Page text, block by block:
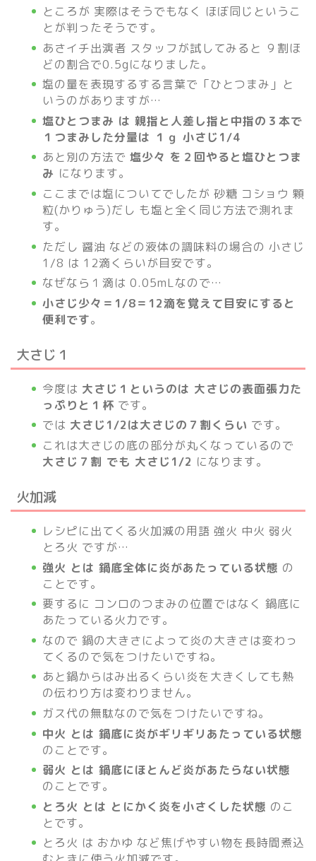
ところが 実際はそうでもなく ほぼ同じというこ
とが判ったそうです。
あさイチ出演者 スタッフが試してみると ９割ほ
どの割合で0.5gになりました。
塩の量を表現するする言葉で「ひとつまみ」と
いうのがありますが…
塩ひとつまみ は 親指と人差し指と中指の３本で
１つまみした分量は １ｇ 小さじ1/4
あと別の方法で 塩少々 を２回やると塩ひとつま
み になります。
ここまでは塩についてでしたが 砂糖 コショウ 顆
粒(かりゅう)だし も塩と全く同じ方法で測れま
す。
ただし 醤油 などの液体の調味料の場合の 小さじ
1/8 は 12滴くらいが目安です。
なぜなら１滴は 0.05mLなので…
小さじ少々＝1/8＝12滴を覚えて目安にすると
便利です。
大さじ１
今度は 大さじ１というのは 大さじの表面張力た
っぷりと１杯 です。
では 大さじ1/2は大さじの７割くらい です。
これは大さじの底の部分が丸くなっているので
大さじ７割 でも 大さじ1/2 になります。
火加減
レシピに出てくる火加減の用語 強火 中火 弱火
とろ火 ですが…
強火 とは 鍋底全体に炎があたっている状態 の
ことです。
要するに コンロのつまみの位置ではなく 鍋底に
あたっている火力です。
なので 鍋の大きさによって炎の大きさは変わっ
てくるので気をつけたいですね。
あと鍋からはみ出るくらい炎を大きくしても熱
の伝わり方は変わりません。
ガス代の無駄なので気をつけたいですね。
中火 とは 鍋底に炎がギリギリあたっている状態
のことです。
弱火 とは 鍋底にほとんど炎があたらない状態
のことです。
とろ火 とは とにかく炎を小さくした状態 のこ
とです。
とろ火 は おかゆ など焦げやすい物を長時間煮込